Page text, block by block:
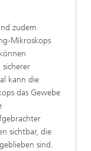
zudem
Mikroskops
sicherer
kann die
das Gewebe
sichtbar, die
sind.